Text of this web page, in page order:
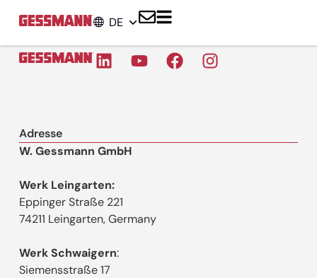
DE
Adresse
W. Gessmann GmbH
Werk Leingarten:
Eppinger Straße 221
74211 Leingarten, Germany
Werk Schwaigern:
Siemensstraße 17